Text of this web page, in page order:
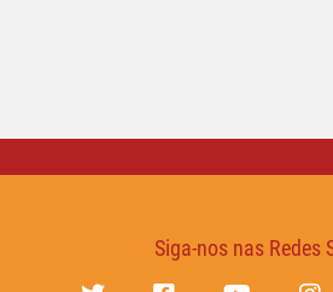
Siga-nos nas Redes